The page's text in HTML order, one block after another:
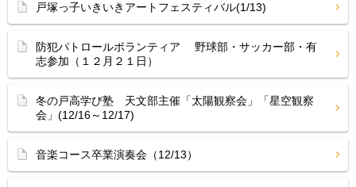
戸塚っ子いきいきアートフェスティバル(1/13)
防犯パトロールボランティア 野球部・サッカー部・有
志参加（１２月２１日）
冬の戸高学び塾 天文部主催「太陽観察会」「星空観察
会」(12/16～12/17)
音楽コース卒業演奏会（12/13）